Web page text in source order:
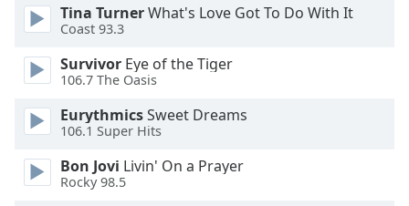
Background
Color
Opacity
Caption
Area
Background
Tina TurnerWhat's Love Got To Do With It
Coast 93.3
Survivor Eye of the Tiger
106.7 The Oasis
EurythmicsSweet Dreams
106.1 Super Hits
Bon Jovi Livin' On a Prayer
Rocky 98.5